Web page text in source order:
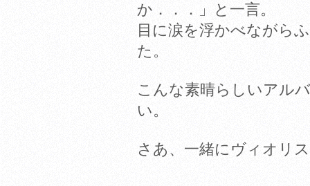
か．．．」と一言。
目に涙を浮かべながら
た。
こんな素晴らしいアル
い。
さあ、一緒にヴィオリ